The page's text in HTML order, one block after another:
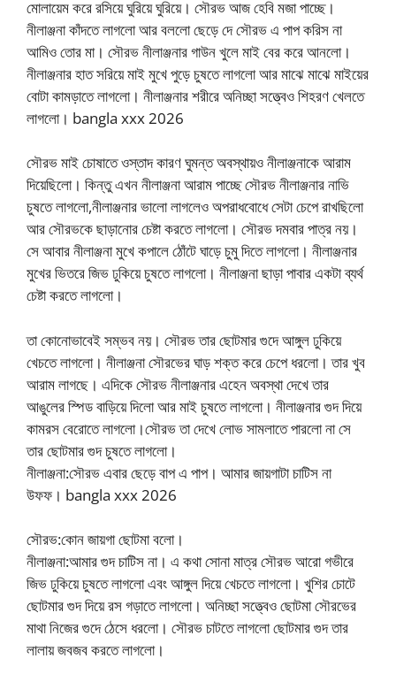
মোলায়েম করে রসিয়ে ঘুরিয়ে ঘুরিয়ে। সৌরভ আজ হেবি মজা পাচ্ছে।
নীলাঞ্জনা কাঁদতে লাগলো আর বললো ছেড়ে দে সৌরভ এ পাপ করিস না
আমিও তোর মা। সৌরভ নীলাঞ্জনার গাউন খুলে মাই বের করে আনলো।
নীলাঞ্জনার হাত সরিয়ে মাই মুখে পুড়ে চুষতে লাগলো আর মাঝে মাঝে মাইয়ের
বোটা কামড়াতে লাগলো। নীলাঞ্জনার শরীরে অনিচ্ছা সত্ত্বেও শিহরণ খেলতে
লাগলো। bangla xxx 2026
সৌরভ মাই চোষাতে ওস্তাদ কারণ ঘুমন্ত অবস্থায়ও নীলাঞ্জনাকে আরাম
দিয়েছিলো। কিন্তু এখন নীলাঞ্জনা আরাম পাচ্ছে সৌরভ নীলাঞ্জনার নাভি
চুষতে লাগলো,নীলাঞ্জনার ভালো লাগলেও অপরাধবোধে সেটা চেপে রাখছিলো
আর সৌরভকে ছাড়ানোর চেষ্টা করতে লাগলো। সৌরভ দমবার পাত্র নয়।
সে আবার নীলাঞ্জনা মুখে কপালে ঠোঁটে ঘাড়ে চুমু দিতে লাগলো। নীলাঞ্জনার
মুখের ভিতরে জিভ ঢুকিয়ে চুষতে লাগলো। নীলাঞ্জনা ছাড়া পাবার একটা ব্যর্থ
চেষ্টা করতে লাগলো।
তা কোনোভাবেই সম্ভব নয়। সৌরভ তার ছোটমার গুদে আঙ্গুল ঢুকিয়ে
খেচতে লাগলো। নীলাঞ্জনা সৌরভের ঘাড় শক্ত করে চেপে ধরলো। তার খুব
আরাম লাগছে। এদিকে সৌরভ নীলাঞ্জনার এহেন অবস্থা দেখে তার
আঙুলের স্পিড বাড়িয়ে দিলো আর মাই চুষতে লাগলো। নীলাঞ্জনার গুদ দিয়ে
কামরস বেরোতে লাগলো।সৌরভ তা দেখে লোভ সামলাতে পারলো না সে
তার ছোটমার গুদ চুষতে লাগলো।
নীলাঞ্জনা:সৌরভ এবার ছেড়ে বাপ এ পাপ। আমার জায়গাটা চাটিস না
উফফ। bangla xxx 2026
সৌরভ:কোন জায়গা ছোটমা বলো।
নীলাঞ্জনা:আমার গুদ চাটিস না। এ কথা সোনা মাত্র সৌরভ আরো গভীরে
জিভ ঢুকিয়ে চুষতে লাগলো এবং আঙ্গুল দিয়ে খেচতে লাগলো। খুশির চোটে
ছোটমার গুদ দিয়ে রস গড়াতে লাগলো। অনিচ্ছা সত্ত্বেও ছোটমা সৌরভের
মাথা নিজের গুদে ঠেসে ধরলো। সৌরভ চাটতে লাগলো ছোটমার গুদ তার
লালায় জবজব করতে লাগলো।